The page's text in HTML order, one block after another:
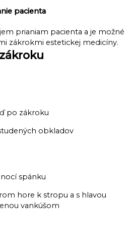
pacienta
prianiam pacienta a je možné
zákrokmi estetickej medicíny.
po zákroku
obkladov
spánku
hore k stropu a s hlavou
vankúšom